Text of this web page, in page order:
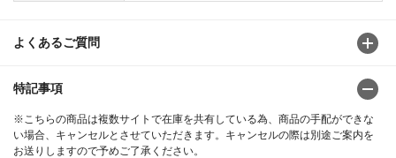
よくあるご質問
特記事項
※こちらの商品は複数サイトで在庫を共有している為、商品の手配ができな
い場合、キャンセルとさせていただきます。キャンセルの際は別途ご案内を
お送りしますので予めご了承ください。